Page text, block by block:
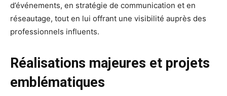
d’événements, en stratégie de communication et en
réseautage, tout en lui offrant une visibilité auprès des
professionnels influents.
Réalisations majeures et projets
emblématiques